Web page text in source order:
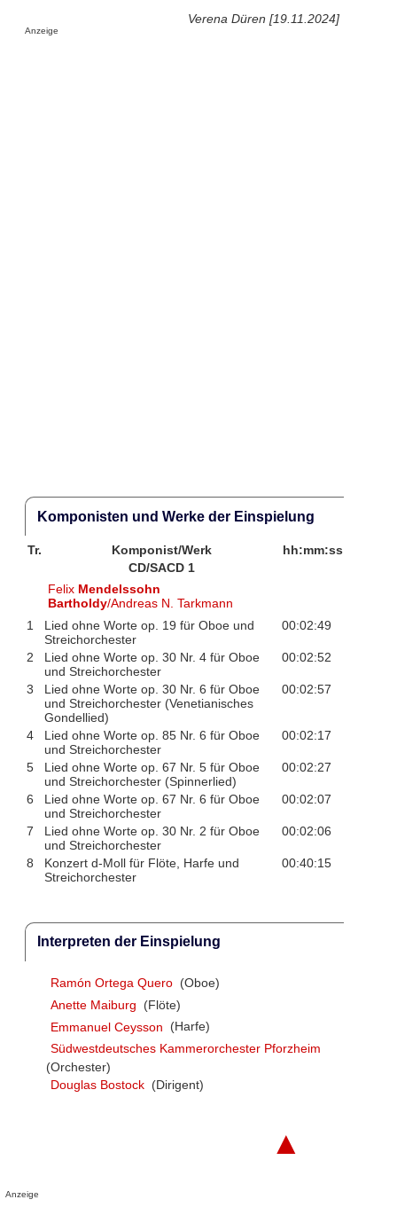
Verena Düren [19.11.2024]
Anzeige
Komponisten und Werke der Einspielung
Tr. Komponist/Werk
hh:mm:ss
CD/SACD 1
Felix Mendelssohn
Bartholdy/Andreas N. Tarkmann
1
Lied ohne Worte op. 19 für Oboe und
Streichorchester
00:02:49
2
Lied ohne Worte op. 30 Nr. 4 für Oboe
und Streichorchester
00:02:52
3
Lied ohne Worte op. 30 Nr. 6 für Oboe
und Streichorchester (Venetianisches
Gondellied)
00:02:57
4
Lied ohne Worte op. 85 Nr. 6 für Oboe
und Streichorchester
00:02:17
5
Lied ohne Worte op. 67 Nr. 5 für Oboe
und Streichorchester (Spinnerlied)
00:02:27
6
Lied ohne Worte op. 67 Nr. 6 für Oboe
und Streichorchester
00:02:07
7
Lied ohne Worte op. 30 Nr. 2 für Oboe
und Streichorchester
00:02:06
8
Konzert d-Moll für Flöte, Harfe und
Streichorchester
00:40:15
Interpreten der Einspielung
Ramón Ortega Quero (Oboe)
Anette Maiburg
(Flöte)
Emmanuel Ceysson
(Harfe)
Südwestdeutsches Kammerorchester Pforzheim
(Orchester)
Douglas Bostock (Dirigent)
▲
Anzeige